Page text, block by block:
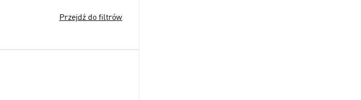
Przejdź do filtrów